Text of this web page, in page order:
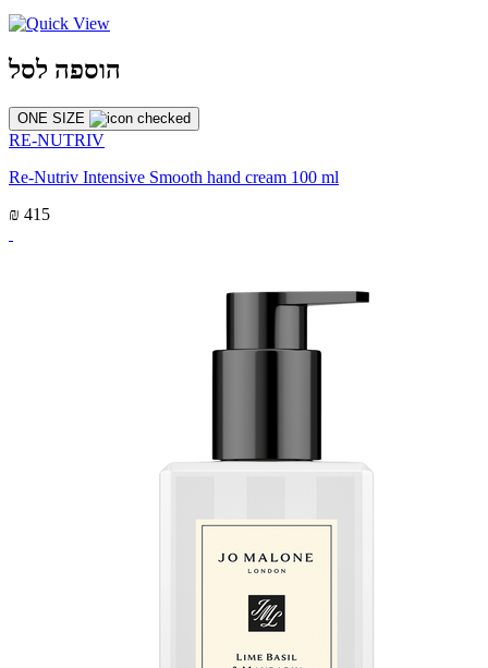
הוספה לסל
ONE SIZE
RE-NUTRIV
Re-Nutriv Intensive Smooth hand cream 100 ml
₪ 415